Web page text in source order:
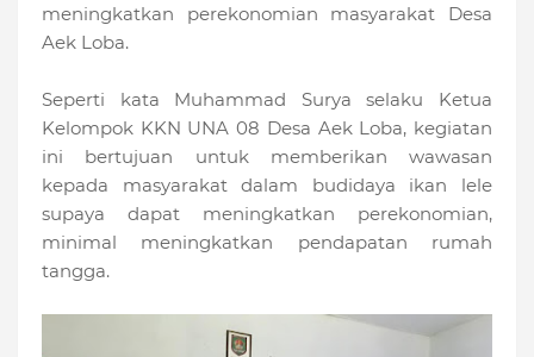
meningkatkan perekonomian masyarakat Desa
Aek Loba.
Seperti kata Muhammad Surya selaku Ketua
Kelompok KKN UNA 08 Desa Aek Loba, kegiatan
ini bertujuan untuk memberikan wawasan
kepada masyarakat dalam budidaya ikan lele
supaya dapat meningkatkan perekonomian,
minimal meningkatkan pendapatan rumah
tangga.